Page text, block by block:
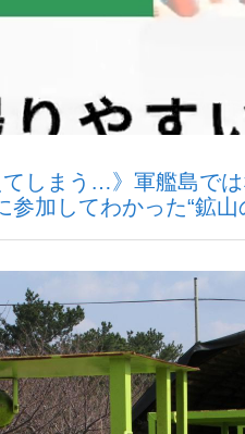
パン選手が証言した“NPB聞...
しまう…》軍艦島で
加してわかった“鉱山